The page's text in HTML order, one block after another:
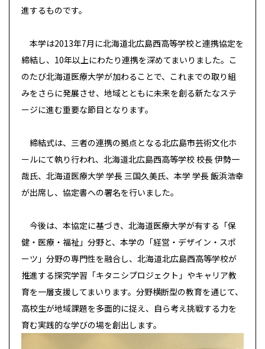
進するものです。
本学は2013年7月に北海道北広島西高等学校と連携協定を
締結し、 10年以上にわたり連携を深めてまいりました。こ
のたび北海道医療大学が加わることで、これまでの取り組
みをさらに発展させ、地域とともに未来を創る新たなステ
ージに進む重要な節目となります。
締結式は、三者の連携の拠点となる北広島市芸術文化ホ
ールにて執り行われ、北海道北広島西高等学校 校長 伊勢一
哉氏、北海道医療大学 学長 三国久美氏、本学 学長 飯浜浩幸
が出席し、協定書への署名を行いました。
今後は、本協定に基づき、北海道医療大学が有する「保
健・医療・福祉」分野と、本学の「経営・デザイン・スポ
ーツ」分野の専門性を融合し、北海道北広島西高等学校が
推進する探究学習「キタニシプロジェクト」やキャリア教
育を一層支援してまいります。分野横断型の教育を通じて、
高校生が地域課題を多面的に捉え、自ら考え挑戦する力を
育む実践的な学びの場を創出します。